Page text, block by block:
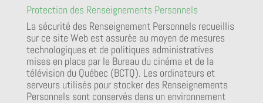
Protection des Renseignements Personnels
La sécurité des Renseignement Personnels recueillis
sur ce site Web est assurée au moyen de mesures
technologiques et de politiques administratives
mises en place par le Bureau du cinéma et de la
télévision du Québec (BCTQ). Les ordinateurs et
serveurs utilisés pour stocker des Renseignements
Personnels sont conservés dans un environnement